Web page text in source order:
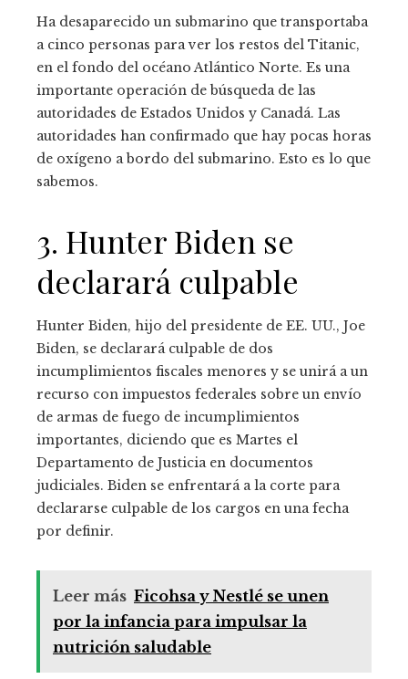
Ha desaparecido un submarino que transportaba
a cinco personas para ver los restos del Titanic,
en el fondo del océano Atlántico Norte. Es una
importante operación de búsqueda de las
autoridades de Estados Unidos y Canadá. Las
autoridades han confirmado que hay pocas horas
de oxígeno a bordo del submarino. Esto es lo que
sabemos.
3. Hunter Biden se
declarará culpable
Hunter Biden, hijo del presidente de EE. UU., Joe
Biden, se declarará culpable de dos
incumplimientos fiscales menores y se unirá a un
recurso con impuestos federales sobre un envío
de armas de fuego de incumplimientos
importantes, diciendo que es Martes el
Departamento de Justicia en documentos
judiciales. Biden se enfrentará a la corte para
declararse culpable de los cargos en una fecha
por definir.
Leer más Ficohsa y Nestlé se unen
por la infancia para impulsar la
nutrición saludable